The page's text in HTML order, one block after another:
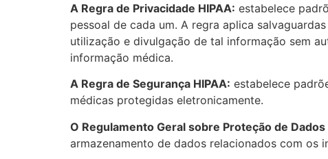
A Regra de Privacidade HIPAA: estabelece
pessoal de cada um. A regra aplica
utilização e divulgação de tal informação sem
informação médica.
A Regra de Segurança HIPAA: estabelece
médicas protegidas eletronicamente.
O Regulamento Geral sobre Proteção de Dados
armazenamento de dados relacionados com os